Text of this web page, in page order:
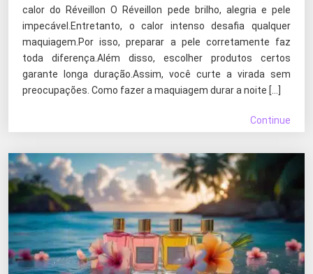
calor do Réveillon O Réveillon pede brilho, alegria e pele
impecável.Entretanto, o calor intenso desafia qualquer
maquiagem.Por isso, preparar a pele corretamente faz
toda diferença.Além disso, escolher produtos certos
garante longa duração.Assim, você curte a virada sem
preocupações. Como fazer a maquiagem durar a noite […]
Continue